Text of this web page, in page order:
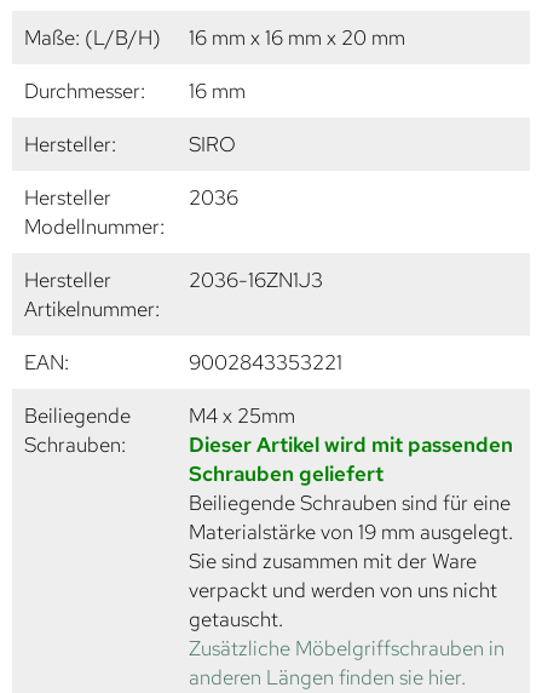
Maße: (L/B/H)
16 mm x 16 mm x 20 mm
Durchmesser:
16 mm
Hersteller:
SIRO
Hersteller
Modellnummer:
2036
Hersteller
Artikelnummer:
2036-16ZN1J3
EAN:
9002843353221
Beiliegende
Schrauben:
M4 x 25mm
Dieser Artikel wird mit passenden
Schrauben geliefert
Beiliegende Schrauben sind für eine
Materialstärke von 19 mm ausgelegt.
Sie sind zusammen mit der Ware
verpackt und werden von uns nicht
getauscht.
Zusätzliche Möbelgriffschrauben in
anderen Längen finden sie hier.